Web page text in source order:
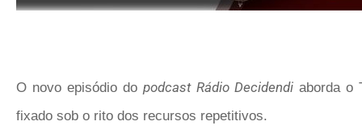
O novo episódio dopodcast Rádio Decidendiaborda o
fixado sob o rito dos recursos repetitivos.